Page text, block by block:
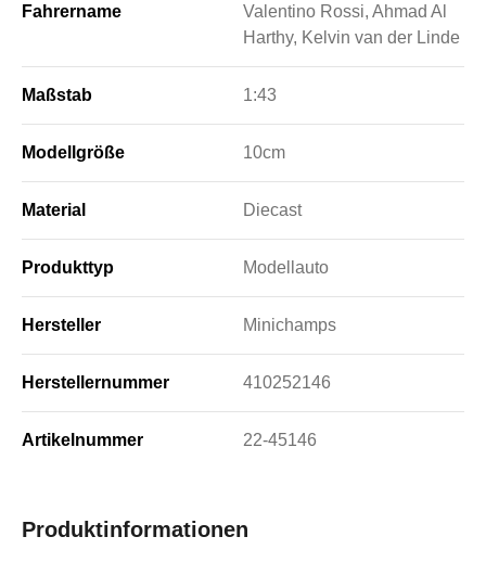
Fahrername
Valentino Rossi, Ahmad Al
Harthy, Kelvin van der Linde
Maßstab 1:43
Modellgröße 10cm
Material Diecast
Produkttyp Modellauto
Hersteller Minichamps
Herstellernummer 410252146
Artikelnummer 22-45146
Produktinformationen